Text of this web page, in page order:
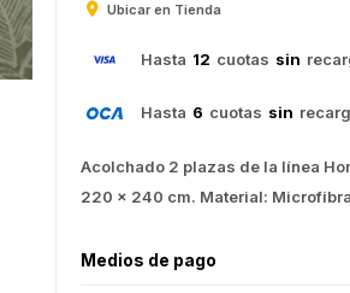
Ubicar en Tienda
Hasta 12 cuotas sin
Hasta 6 cuotas sin
Acolchado 2 plazas de la línea
220 x 240 cm. Material:
Medios de pago